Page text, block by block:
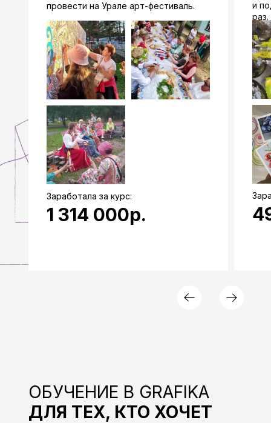
1 314 000р.
провести на Урале арт-фестиваль.
Заработала за курс:
и
раз.
ОБУЧЕНИЕ В GRAFIKA
ДЛЯ ТЕХ, КТО ХОЧЕТ